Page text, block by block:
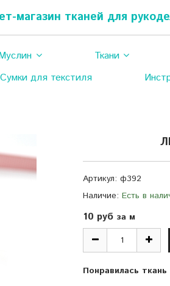
магазин тканей для
Ткани
Сумки для текстиля
Артикул: ф392
Наличие: Есть в
10 руб за м
Понравилась